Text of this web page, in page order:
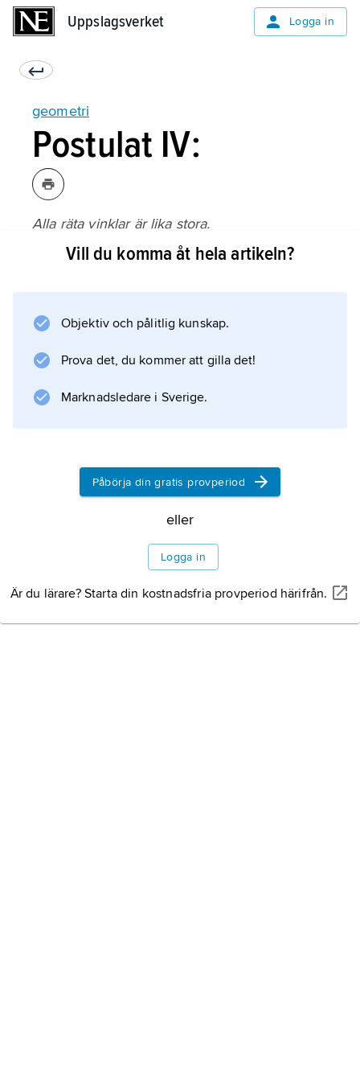
Uppslagsverket Logga in
geometri
Postulat IV:
Alla räta vinklar är lika stora.
Vill du komma åt hela artikeln?
Objektiv och pålitlig kunskap.
Prova det, du kommer att gilla det!
Marknadsledare i Sverige.
Påbörja din gratis provperiod
eller
Logga in
Är du lärare? Starta din kostnadsfria provperiod härifrån.